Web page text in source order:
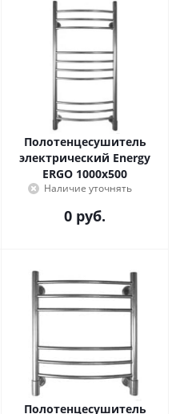
Полотенцесушитель
электрический Energy
ERGO 1000x500
Наличие уточнять
0 руб.
Полотенцесушитель